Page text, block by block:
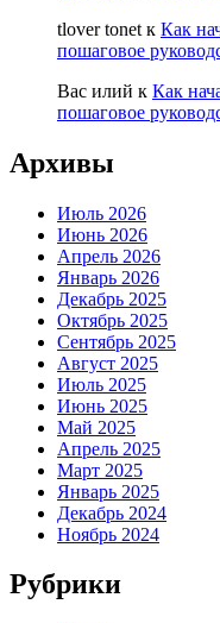
tlover tonet к Как
пошаговое
Вас илий к Как
пошаговое
Архивы
Июль 2026
Июнь 2026
Апрель 2026
Январь 2026
Декабрь 2025
Октябрь 2025
Сентябрь 2025
Август 2025
Июль 2025
Июнь 2025
Май 2025
Апрель 2025
Март 2025
Январь 2025
Декабрь 2024
Ноябрь 2024
Рубрики